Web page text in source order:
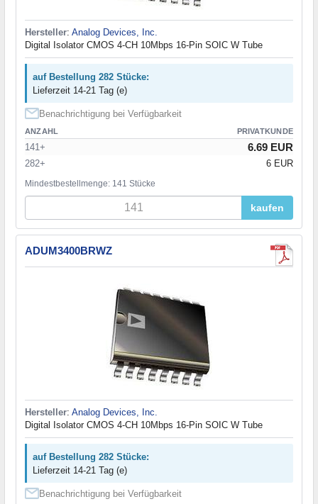
Hersteller: Analog Devices, Inc.
Digital Isolator CMOS 4-CH 10Mbps 16-Pin SOIC W Tube
auf Bestellung 282 Stücke:
Lieferzeit 14-21 Tag (e)
Benachrichtigung bei Verfügbarkeit
ANZAHL PRIVATKUNDE
141+ 6.69 EUR
282+ 6 EUR
Mindestbestellmenge: 141 Stücke
kaufen
ADUM3400BRWZ
Hersteller: Analog Devices, Inc.
Digital Isolator CMOS 4-CH 10Mbps 16-Pin SOIC W Tube
auf Bestellung 282 Stücke:
Lieferzeit 14-21 Tag (e)
Benachrichtigung bei Verfügbarkeit